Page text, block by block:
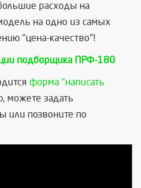
расходы на
на одно из самых
"цена-качество"!
подборщика ПРФ-180
форма "написать
можете задать
или позвоните по